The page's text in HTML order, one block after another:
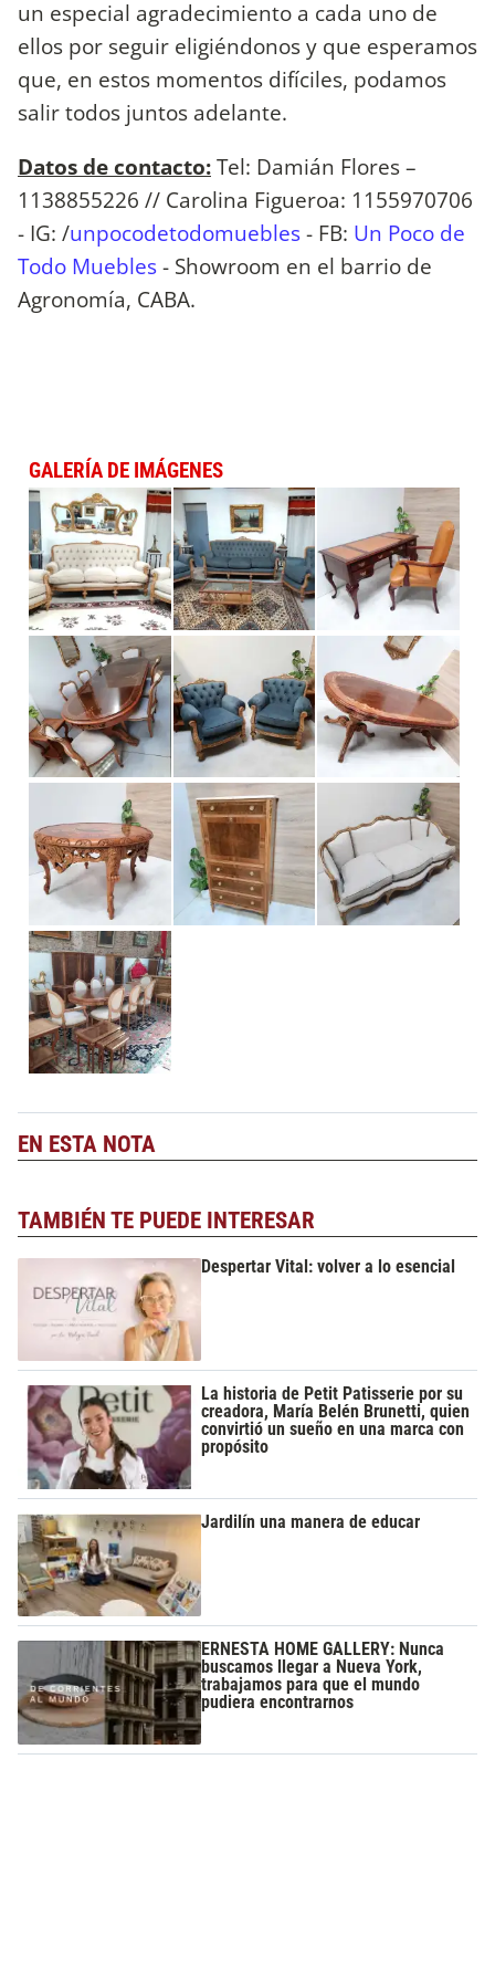
un especial agradecimiento a cada uno de
ellos por seguir eligiéndonos y que esperamos
que, en estos momentos difíciles, podamos
salir todos juntos adelante.
Datos de contacto:Tel: Damián Flores –
1138855226 // Carolina Figueroa: 1155970706
- IG: /unpocodetodomuebles- FB: Un Poco de
Todo Muebles- Showroom en el barrio de
Agronomía, CABA.
GALERÍA DE IMÁGENES
EN ESTA NOTA
TAMBIÉN TE PUEDE INTERESAR
Despertar Vital: volver a lo esencial
La historia de Petit Patisserie por su
creadora, María Belén Brunetti, quien
convirtió un sueño en una marca con
propósito
Jardilín una manera de educar
ERNESTA HOME GALLERY: Nunca
buscamos llegar a Nueva York,
trabajamos para que el mundo
pudiera encontrarnos